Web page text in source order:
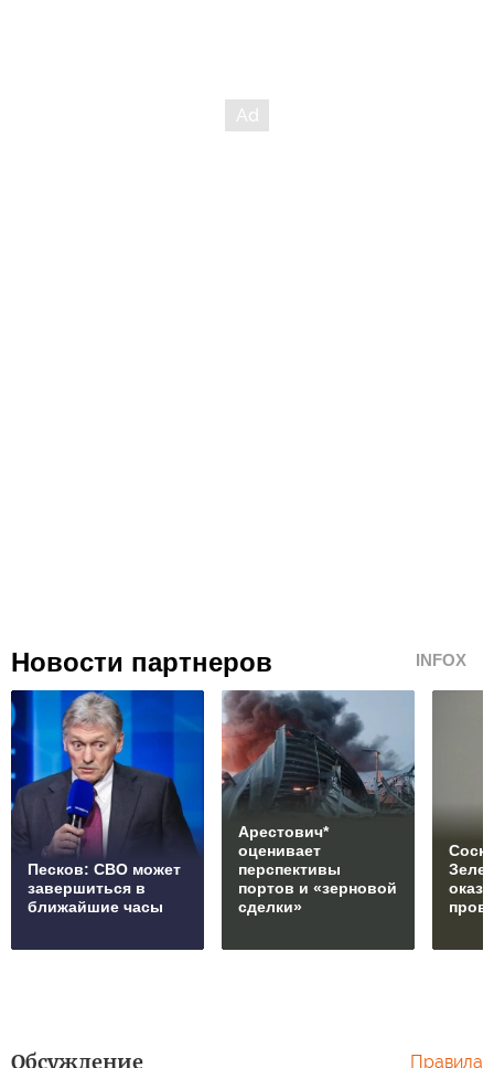
Новости партнеров INFOX
Песков: СВО может
завершиться в
ближайшие часы
Арестович*
оценивает
перспективы
портов и «зерновой
сделки»
Обсуждение Правила